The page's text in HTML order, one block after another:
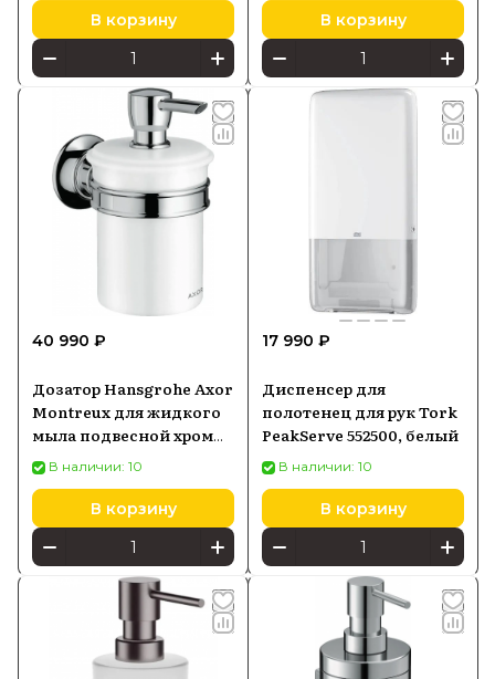
В корзину В корзину
40 990 ₽
Дозатор Hansgrohe Axor
Montreux для жидкого
мыла подвесной хром
42019000
В наличии: 10
В корзину
17 990 ₽
Диспенсер для
полотенец для рук Tork
PeakServe 552500, белый
В наличии: 10
В корзину